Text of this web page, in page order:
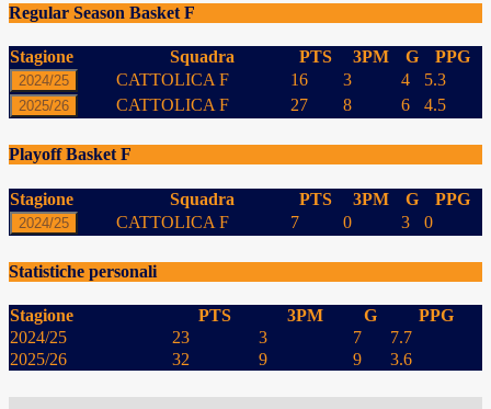
Regular Season Basket F
Stagione Squadra PTS 3PM G PPG
2024/25 CATTOLICA F 16 3 4 5.3
2025/26 CATTOLICA F 27 8 6 4.5
Playoff Basket F
Stagione Squadra PTS 3PM G PPG
2024/25 CATTOLICA F 7 0 3 0
Statistiche personali
Stagione PTS 3PM G
PPG
2024/25
23 3 7
7.7
2025/26
32 9 9 3.6